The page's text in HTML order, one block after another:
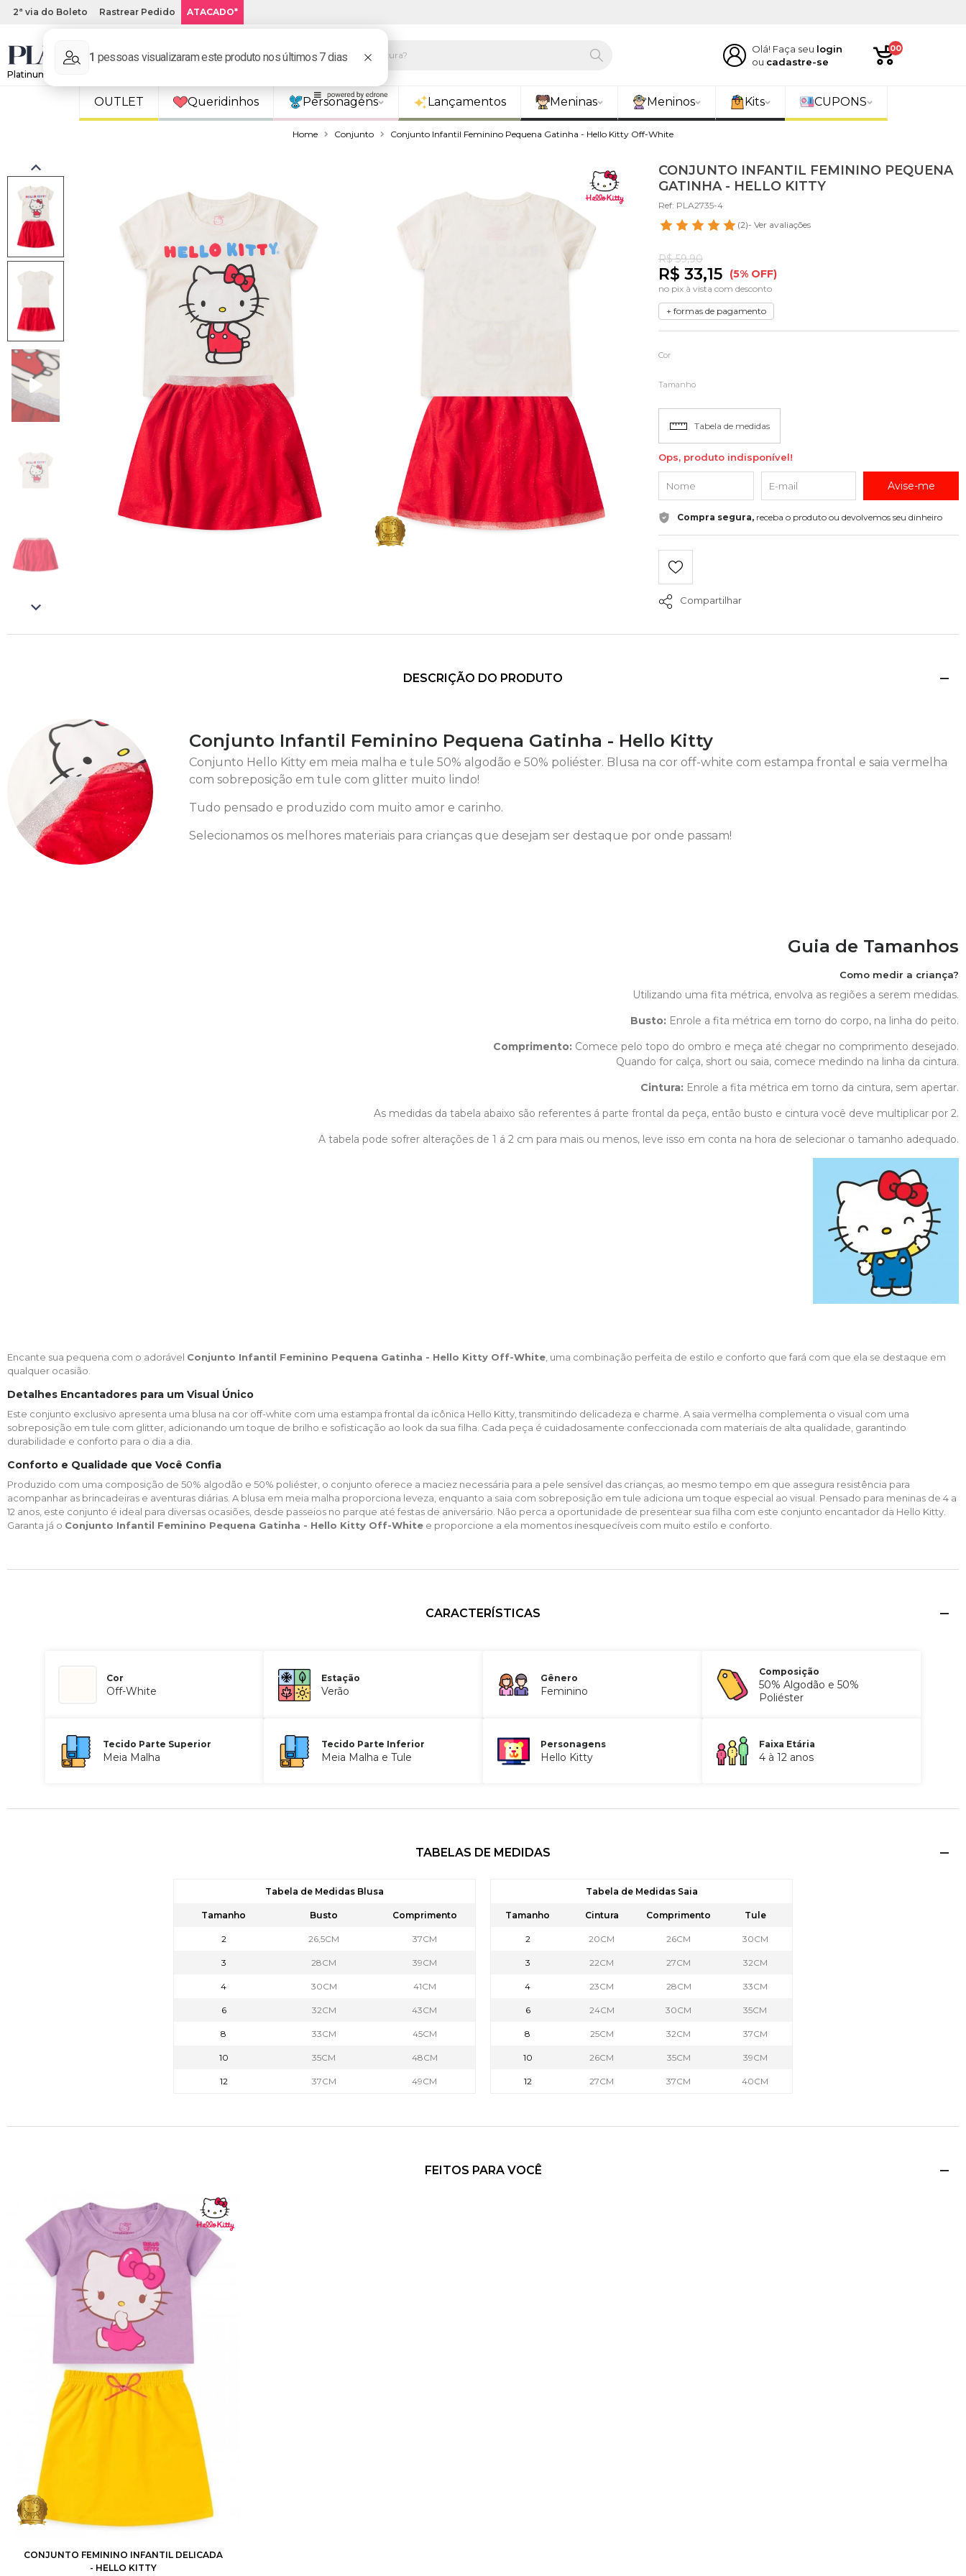
2ª via do Boleto Rastrear Pedido ATACADO*
Platinum Kids: Loja de roupa infantil online.
Olá! Faça seu login
ou cadastre-se
00
OUTLET Queridinhos Personagens Lançamentos Meninas Meninos Kits CUPONS
Home Conjunto Conjunto Infantil Feminino Pequena Gatinha - Hello Kitty Off-White
CONJUNTO INFANTIL FEMININO PEQUENA
GATINHA - HELLO KITTY
Ref: PLA2735-4
(2)- Ver avaliações
R$ 59,90
R$ 33,15 (5% OFF)
no pix à vista com desconto
+ formas de pagamento
Cor
Tamanho
Tabela de medidas
Ops, produto indisponível!
Avise-me
Compra segura, receba o produto ou devolvemos seu dinheiro
Compartilhar
DESCRIÇÃO DO PRODUTO
Conjunto Infantil Feminino Pequena Gatinha - Hello Kitty
Conjunto Hello Kitty em meia malha e tule 50% algodão e 50% poliéster. Blusa na cor off-white com estampa frontal e saia vermelha
com sobreposição em tule com glitter muito lindo!
Tudo pensado e produzido com muito amor e carinho.
Selecionamos os melhores materiais para crianças que desejam ser destaque por onde passam!
Guia de Tamanhos
Como medir a criança?
Utilizando uma fita métrica, envolva as regiões a serem medidas.
Busto: Enrole a fita métrica em torno do corpo, na linha do peito.
Comprimento: Comece pelo topo do ombro e meça até chegar no comprimento desejado.
Quando for calça, short ou saia, comece medindo na linha da cintura.
Cintura: Enrole a fita métrica em torno da cintura, sem apertar.
As medidas da tabela abaixo são referentes á parte frontal da peça, então busto e cintura você deve multiplicar por 2.
A tabela pode sofrer alterações de 1 á 2 cm para mais ou menos, leve isso em conta na hora de selecionar o tamanho adequado.
Encante sua pequena com o adorável Conjunto Infantil Feminino Pequena Gatinha - Hello Kitty Off-White , uma combinação perfeita de estilo e conforto que fará com que ela se destaque em
qualquer ocasião.​
Detalhes Encantadores para um Visual Único
Este conjunto exclusivo apresenta uma blusa na cor off-white com uma estampa frontal da icônica Hello Kitty, transmitindo delicadeza e charme. A saia vermelha complementa o visual com uma
sobreposição em tule com glitter, adicionando um toque de brilho e sofisticação ao look da sua filha. Cada peça é cuidadosamente confeccionada com materiais de alta qualidade, garantindo
durabilidade e conforto para o dia a dia.​
Conforto e Qualidade que Você Confia
Produzido com uma composição de 50% algodão e 50% poliéster, o conjunto oferece a maciez necessária para a pele sensível das crianças, ao mesmo tempo em que assegura resistência para
acompanhar as brincadeiras e aventuras diárias. A blusa em meia malha proporciona leveza, enquanto a saia com sobreposição em tule adiciona um toque especial ao visual. Pensado para meninas de 4 a
12 anos, este conjunto é ideal para diversas ocasiões, desde passeios no parque até festas de aniversário.​ Não perca a oportunidade de presentear sua filha com este conjunto encantador da Hello Kitty.
Garanta já o Conjunto Infantil Feminino Pequena Gatinha - Hello Kitty Off-White e proporcione a ela momentos inesquecíveis com muito estilo e conforto.​
CARACTERÍSTICAS
Cor
Off-White
Estação
Verão
Gênero
Feminino
Composição
50% Algodão e 50%
Poliéster
Tecido Parte Superior
Meia Malha
Tecido Parte Inferior
Meia Malha e Tule
Personagens
Hello Kitty
Faixa Etária
4 à 12 anos
TABELAS DE MEDIDAS
Tabela de Medidas Blusa
Tamanho Busto Comprimento
2 26,5CM 37CM
3 28CM 39CM
4 30CM 41CM
6 32CM 43CM
8 33CM 45CM
10 35CM 48CM
12 37CM 49CM
Tabela de Medidas Saia
Tamanho Cintura Comprimento Tule
2 20CM 26CM 30CM
3 22CM 27CM 32CM
4 23CM 28CM 33CM
6 24CM 30CM 35CM
8 25CM 32CM 37CM
10 26CM 35CM 39CM
12 27CM 37CM 40CM
FEITOS PARA VOCÊ
1 2 3 4 6 8 10
CONJUNTO FEMININO INFANTIL DELICADA
- HELLO KITTY